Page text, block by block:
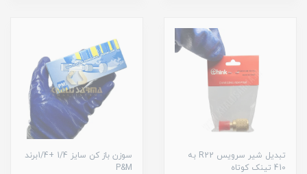
تبدیل شیر سرویس R22 به
410 تینک کوتاه
سوزن باز کن سایز 1/4 +1/4برند
P&M